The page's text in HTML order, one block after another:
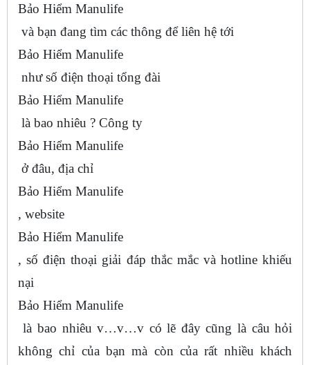
Bảo Hiểm Manulife
và bạn đang tìm các thông để liên hệ tới
Bảo Hiểm Manulife
như số điện thoại tổng đài
Bảo Hiểm Manulife
là bao nhiêu ? Công ty
Bảo Hiểm Manulife
ở đâu, địa chỉ
Bảo Hiểm Manulife
, website
Bảo Hiểm Manulife
, số điện thoại giải đáp thắc mắc và hotline khiếu
nại
Bảo Hiểm Manulife
là bao nhiêu v…v…v có lẽ đây cũng là câu hỏi
không chỉ của bạn mà còn của rất nhiều khách